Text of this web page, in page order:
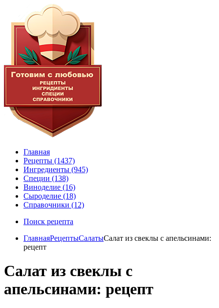
Главная
Рецепты (1437)
Ингредиенты (945)
Специи (138)
Виноделие (16)
Сыроделие (18)
Справочники (12)
Поиск рецепта
ГлавнаяРецептыСалатыСалат из свеклы с апельсинами:
рецепт
Салат из свеклы с
апельсинами: рецепт